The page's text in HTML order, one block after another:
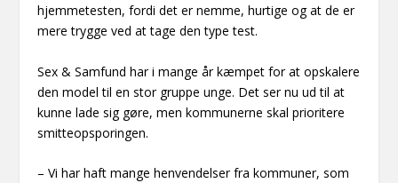
hjemmetesten, fordi det er nemme, hurtige og at de er
mere trygge ved at tage den type test.
Sex & Samfund har i mange år kæmpet for at opskalere
den model til en stor gruppe unge. Det ser nu ud til at
kunne lade sig gøre, men kommunerne skal prioritere
smitteopsporingen.
– Vi har haft mange henvendelser fra kommuner, som